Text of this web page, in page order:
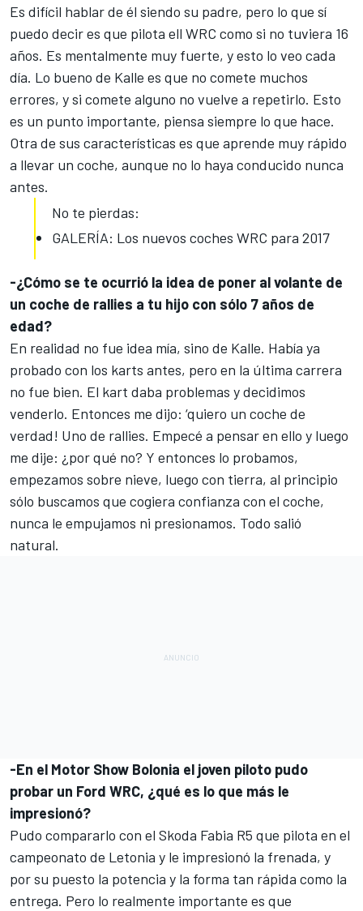
Es difícil hablar de él siendo su padre, pero lo que sí
puedo decir es que pilota ell WRC como si no tuviera 16
años. Es mentalmente muy fuerte, y esto lo veo cada
día. Lo bueno de Kalle es que no comete muchos
errores, y si comete alguno no vuelve a repetirlo. Esto
es un punto importante, piensa siempre lo que hace.
Otra de sus características es que aprende muy rápido
a llevar un coche, aunque no lo haya conducido nunca
antes.
No te pierdas:
GALERÍA: Los nuevos coches WRC para 2017
-¿Cómo se te ocurrió la idea de poner al volante de
un coche de rallies a tu hijo con sólo 7 años de
edad?
En realidad no fue idea mía, sino de Kalle. Había ya
probado con los karts antes, pero en la última carrera
no fue bien. El kart daba problemas y decidimos
venderlo. Entonces me dijo: ‘quiero un coche de
verdad! Uno de rallies. Empecé a pensar en ello y luego
me dije: ¿por qué no? Y entonces lo probamos,
empezamos sobre nieve, luego con tierra, al principio
sólo buscamos que cogiera confianza con el coche,
nunca le empujamos ni presionamos. Todo salió
natural.
-En el Motor Show Bolonia el joven piloto pudo
probar un Ford WRC, ¿qué es lo que más le
impresionó?
Pudo compararlo con el Skoda Fabia R5 que pilota en el
campeonato de Letonia y le impresionó la frenada, y
por su puesto la potencia y la forma tan rápida como la
entrega. Pero lo realmente importante es que